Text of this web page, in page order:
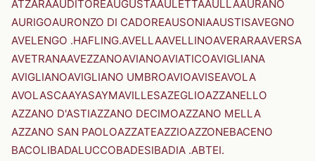
ATZARAAUDITOREAUGUSTAAULETTAAULLAAURANO
AURIGOAURONZO DI CADOREAUSONIAAUSTISAVEGNO
AVELENGO .HAFLING.AVELLAAVELLINOAVERARAAVERSA
AVETRANAAVEZZANOAVIANOAVIATICOAVIGLIANA
AVIGLIANOAVIGLIANO UMBROAVIOAVISEAVOLA
AVOLASCAAYASAYMAVILLESAZEGLIOAZZANELLO
AZZANO D'ASTIAZZANO DECIMOAZZANO MELLA
AZZANO SAN PAOLOAZZATEAZZIOAZZONEBACENO
BACOLIBADALUCCOBADESIBADIA .ABTEI.